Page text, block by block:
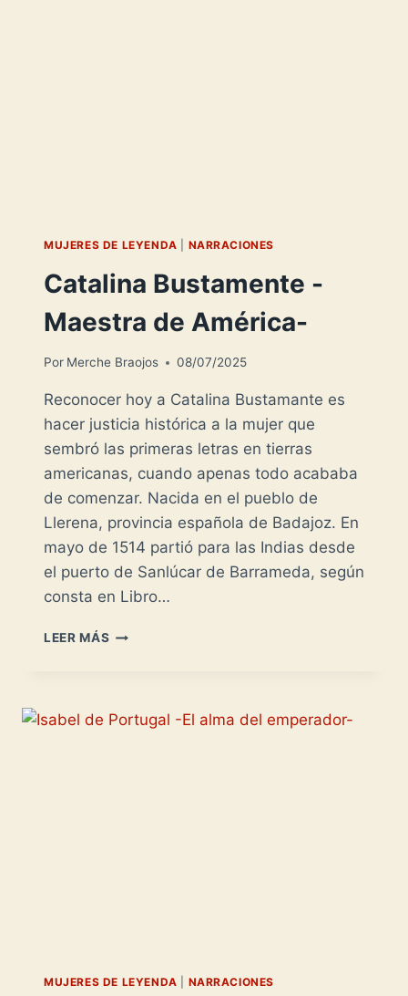
MUJERES DE LEYENDA NARRACIONES
Catalina Bustamente -
Maestra de América-
Por Merche Braojos 08/07/2025
Reconocer hoy a Catalina Bustamante es
hacer justicia histórica a la mujer que
sembró las primeras letras en tierras
americanas, cuando apenas todo acababa
de comenzar. Nacida en el pueblo de
Llerena, provincia española de Badajoz. En
mayo de 1514 partió para las Indias desde
el puerto de Sanlúcar de Barrameda, según
consta en Libro…
LEER MÁS CATALINA
DE
AMÉRICA-
MUJERES DE LEYENDA NARRACIONES